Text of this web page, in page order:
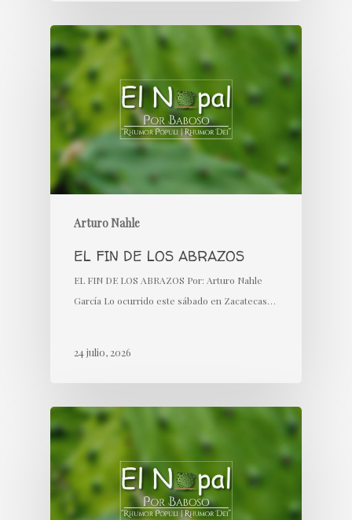
Arturo Nahle
EL FIN DE LOS ABRAZOS
EL FIN DE LOS ABRAZOS Por: Arturo Nahle
García Lo ocurrido este sábado en Zacatecas…
24 julio, 2026